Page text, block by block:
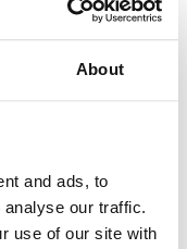
About
and ads, to
our traffic.
use of our site with
ていただける最新情報
方には、各種ご案内を